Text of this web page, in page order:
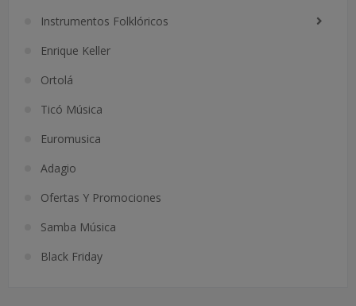
Instrumentos Folklóricos
Enrique Keller
Ortolá
Ticó Música
Euromusica
Adagio
Ofertas Y Promociones
Samba Música
Black Friday